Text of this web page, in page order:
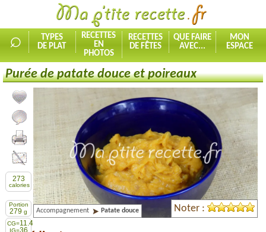
⌕
TYPES
DE PLAT
RECETTES
EN
PHOTOS
RECETTES
DE FÊTES
QUE FAIRE
AVEC...
MON
ESPACE
Purée de patate douce et poireaux
Ajouter la recette à mes favorites
Commenter, noter la recette
Imprimer la recette
Partager cette recette
273
calories
Portion
279 g
CG=11.4
IG=36
Accompagnement Patate douce Noter :